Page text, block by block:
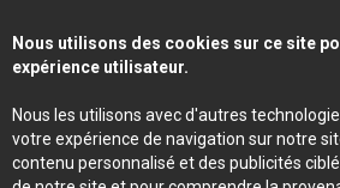
Nous utilisons des cookies sur ce site
expérience utilisateur.
Nous les utilisons avec d'autres
votre expérience de navigation sur notre
contenu personnalisé et des publicités